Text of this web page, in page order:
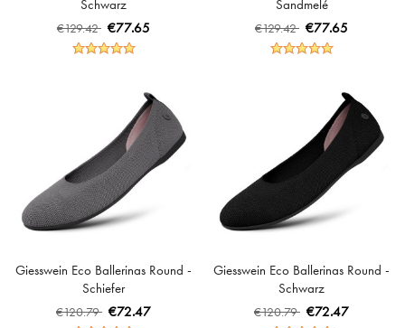
Schwarz
€129.42 €77.65
Sandmelé
€129.42 €77.65
Giesswein Eco Ballerinas Round -
Schiefer
€120.79 €72.47
Giesswein Eco Ballerinas Round -
Schwarz
€120.79 €72.47